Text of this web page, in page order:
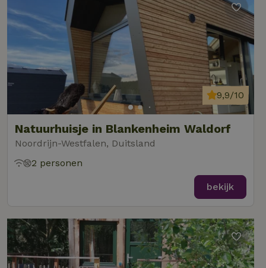
Natuurhuisje in Blankenheim Waldorf
Noordrijn-Westfalen, Duitsland
9,9/10
2 personen
bekijk